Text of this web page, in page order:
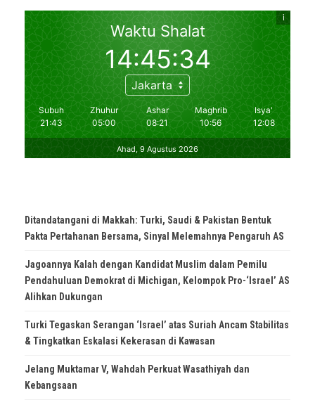
Ditandatangani di Makkah: Turki, Saudi & Pakistan Bentuk
Pakta Pertahanan Bersama, Sinyal Melemahnya Pengaruh AS
Jagoannya Kalah dengan Kandidat Muslim dalam Pemilu
Pendahuluan Demokrat di Michigan, Kelompok Pro-‘Israel’ AS
Alihkan Dukungan
Turki Tegaskan Serangan ‘Israel’ atas Suriah Ancam Stabilitas
& Tingkatkan Eskalasi Kekerasan di Kawasan
Jelang Muktamar V, Wahdah Perkuat Wasathiyah dan
Kebangsaan